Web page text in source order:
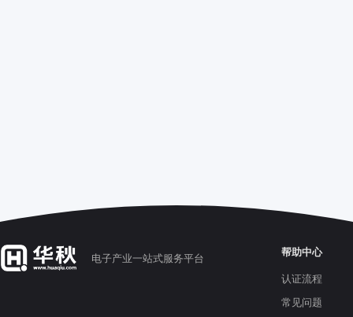
电子产业一站式服务平台
帮助中心
认证流程
常见问题